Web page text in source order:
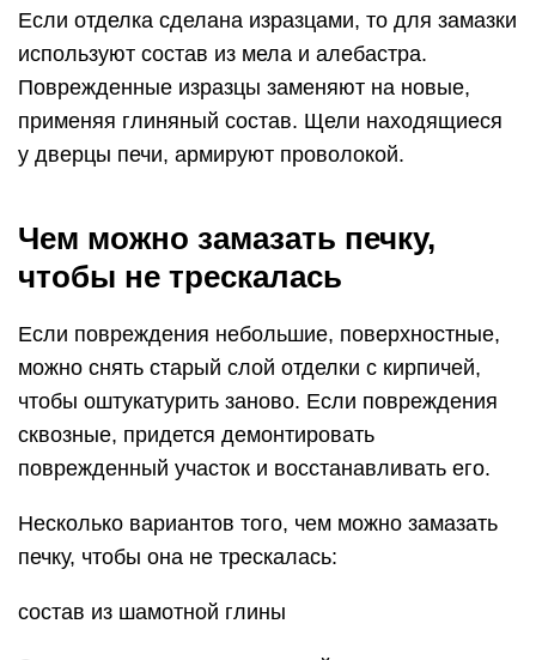
Если отделка сделана изразцами, то для замазки
используют состав из мела и алебастра.
Поврежденные изразцы заменяют на новые,
применяя глиняный состав. Щели находящиеся
у дверцы печи, армируют проволокой.
Чем можно замазать печку,
чтобы не трескалась
Если повреждения небольшие, поверхностные,
можно снять старый слой отделки с кирпичей,
чтобы оштукатурить заново. Если повреждения
сквозные, придется демонтировать
поврежденный участок и восстанавливать его.
Несколько вариантов того, чем можно замазать
печку, чтобы она не трескалась:
состав из шамотной глины